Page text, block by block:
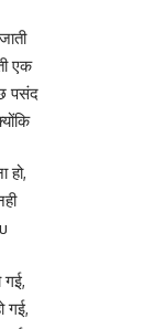
एक
पसंद
हो,
गई,
गई,